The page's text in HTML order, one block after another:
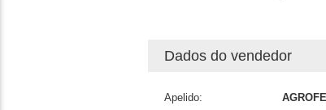
Dados do vendedor
Apelido: